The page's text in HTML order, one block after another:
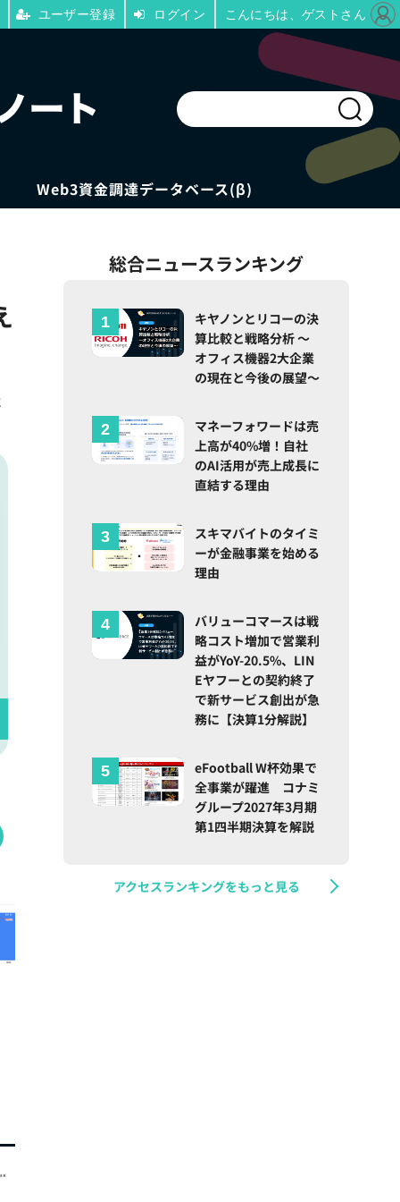
Web3資金調達データベース(β)
総合ニュースランキング
キヤノンとリコーの決
算比較と戦略分析 ～
オフィス機器2大企業
の現在と今後の展望～
マネーフォワードは売
上高が40%増！自社
のAI活用が売上成長に
直結する理由
スキマバイトのタイミ
ーが金融事業を始める
理由
バリューコマースは戦
略コスト増加で営業利
益がYoY-20.5%、LIN
Eヤフーとの契約終了
で新サービス創出が急
務に【決算1分解説】
eFootball W杯効果で
全事業が躍進 コナミ
グループ2027年3月期
第1四半期決算を解説
アクセスランキングをもっと見る
ユーザー登録 ログイン こんにちは、ゲストさん